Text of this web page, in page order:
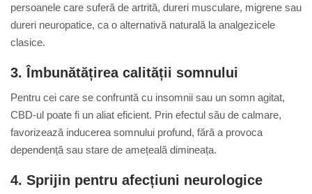
persoanele care suferă de artrită, dureri musculare, migrene sau
dureri neuropatice, ca o alternativă naturală la analgezicele
clasice.
3.Îmbunătățirea calității somnului
Pentru cei care se confruntă cu insomnii sau un somn agitat,
CBD-ul poate fi un aliat eficient. Prin efectul său de calmare,
favorizează inducerea somnului profund, fără a provoca
dependență sau stare de amețeală dimineața.
4. Sprijin pentru afecțiuni neurologice